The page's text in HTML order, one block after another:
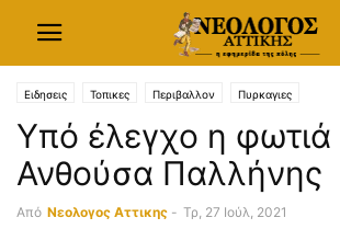
Ειδησεις Τοπικες Περιβαλλον Πυρκαγιες
Υπό έλεγχο η φωτιά
Ανθούσα Παλλήνης
Από Νεολογος Αττικης - Τρ, 27 Ιούλ, 2021